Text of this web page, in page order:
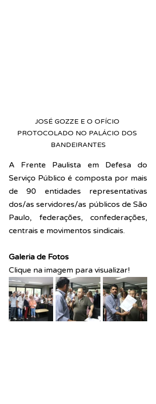
JOSÉ GOZZE E O OFÍCIO
PROTOCOLADO NO PALÁCIO DOS
BANDEIRANTES
A Frente Paulista em Defesa do
Serviço Público é composta por mais
de 90 entidades representativas
dos/as servidores/as públicos de São
Paulo, federações, confederações,
centrais e movimentos sindicais.
Galeria de Fotos
Clique na imagem para visualizar!